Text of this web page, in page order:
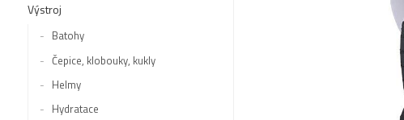
Výstroj
Batohy
Čepice, klobouky, kukly
Helmy
Hydratace